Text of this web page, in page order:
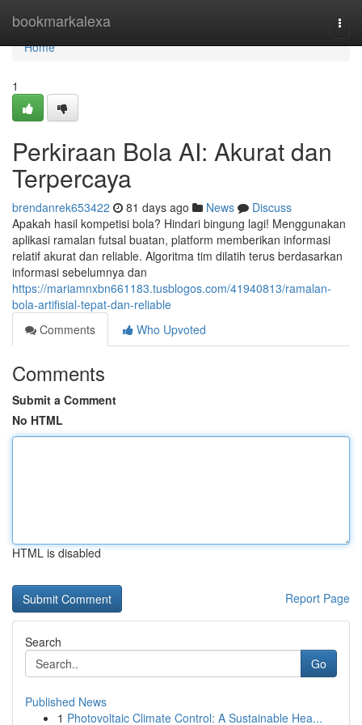
bookmarkalexa
Home
Home
1
Perkiraan Bola AI: Akurat dan
Terpercaya
brendanrek653422 81 days ago News
Discuss
Apakah hasil kompetisi bola? Hindari bingung lagi! Menggunakan
aplikasi ramalan futsal buatan, platform memberikan informasi
relatif akurat dan reliable. Algoritma tim dilatih terus berdasarkan
informasi sebelumnya dan
https://mariamnxbn661183.tusblogos.com/41940813/ramalan-
bola-artifisial-tepat-dan-reliable
Comments
Who Upvoted
Comments
Submit a Comment
No HTML
HTML is disabled
Report Page
Search
Go
Published News
1 Photovoltaic Climate Control: A Sustainable Hea...